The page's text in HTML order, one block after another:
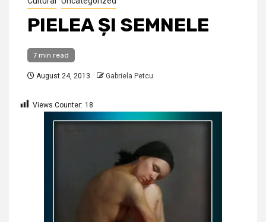
PIELEA ȘI SEMNELE
7 min read
August 24, 2013 Gabriela Petcu
Views Counter: 18